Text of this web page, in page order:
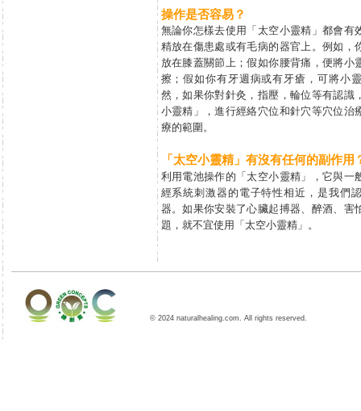
操作是否容易？
無論你怎樣去使用「太空小靈精」都會有
精放在傷患處或有毛病的器官上。例如，
放在膝蓋關節上；假如你腰背痛，便將小
擦；假如你有牙週病或有牙瘡，可將小
然，如果你對針灸，指壓，輪位等有認識
小靈精」，進行經絡穴位和針穴等穴位治
療的範圍。
「太空小靈精」有沒有任何的副作用
利用電池操作的「太空小靈精」，它與一
經系統刺激器的電子特性相近，是我們
器。如果你安裝了心臟起搏器、醉酒、害
題，就不宜使用「太空小靈精」。
© 2024 naturalhealing.com. All rights reserved.